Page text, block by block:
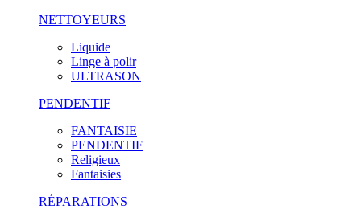
NETTOYEURS
Liquide
Linge à polir
ULTRASON
PENDENTIF
FANTAISIE
PENDENTIF
Religieux
Fantaisies
RÉPARATIONS